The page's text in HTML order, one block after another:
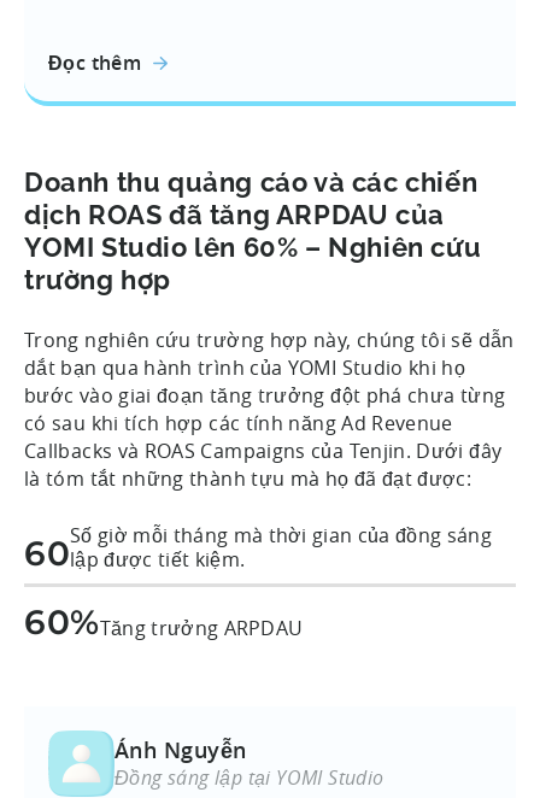
Đọc thêm
Doanh thu quảng cáo và các chiến
dịch ROAS đã tăng ARPDAU của
YOMI Studio lên 60% – Nghiên cứu
trường hợp
Trong nghiên cứu trường hợp này, chúng tôi sẽ dẫn
dắt bạn qua hành trình của YOMI Studio khi họ
bước vào giai đoạn tăng trưởng đột phá chưa từng
có sau khi tích hợp các tính năng Ad Revenue
Callbacks và ROAS Campaigns của Tenjin. Dưới đây
là tóm tắt những thành tựu mà họ đã đạt được:
60Số giờ mỗi tháng mà thời gian của đồng sáng
lập được tiết kiệm.
60%Tăng trưởng ARPDAU
Ánh Nguyễn
Đồng sáng lập tại YOMI Studio